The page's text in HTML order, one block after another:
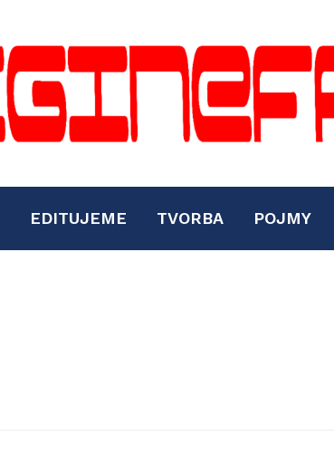
EDITUJEME TVORBA POJMY